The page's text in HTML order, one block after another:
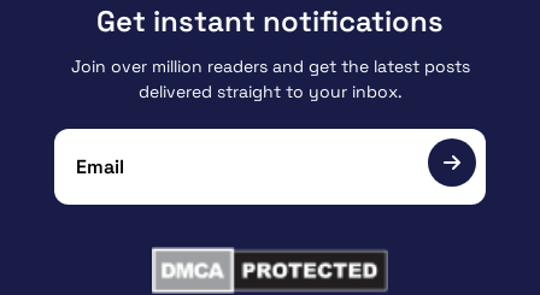
Get instant notifications
Join over million readers and get the latest posts
delivered straight to your inbox.